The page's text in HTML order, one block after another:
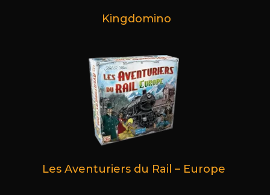
Kingdomino
Les Aventuriers du Rail – Europe